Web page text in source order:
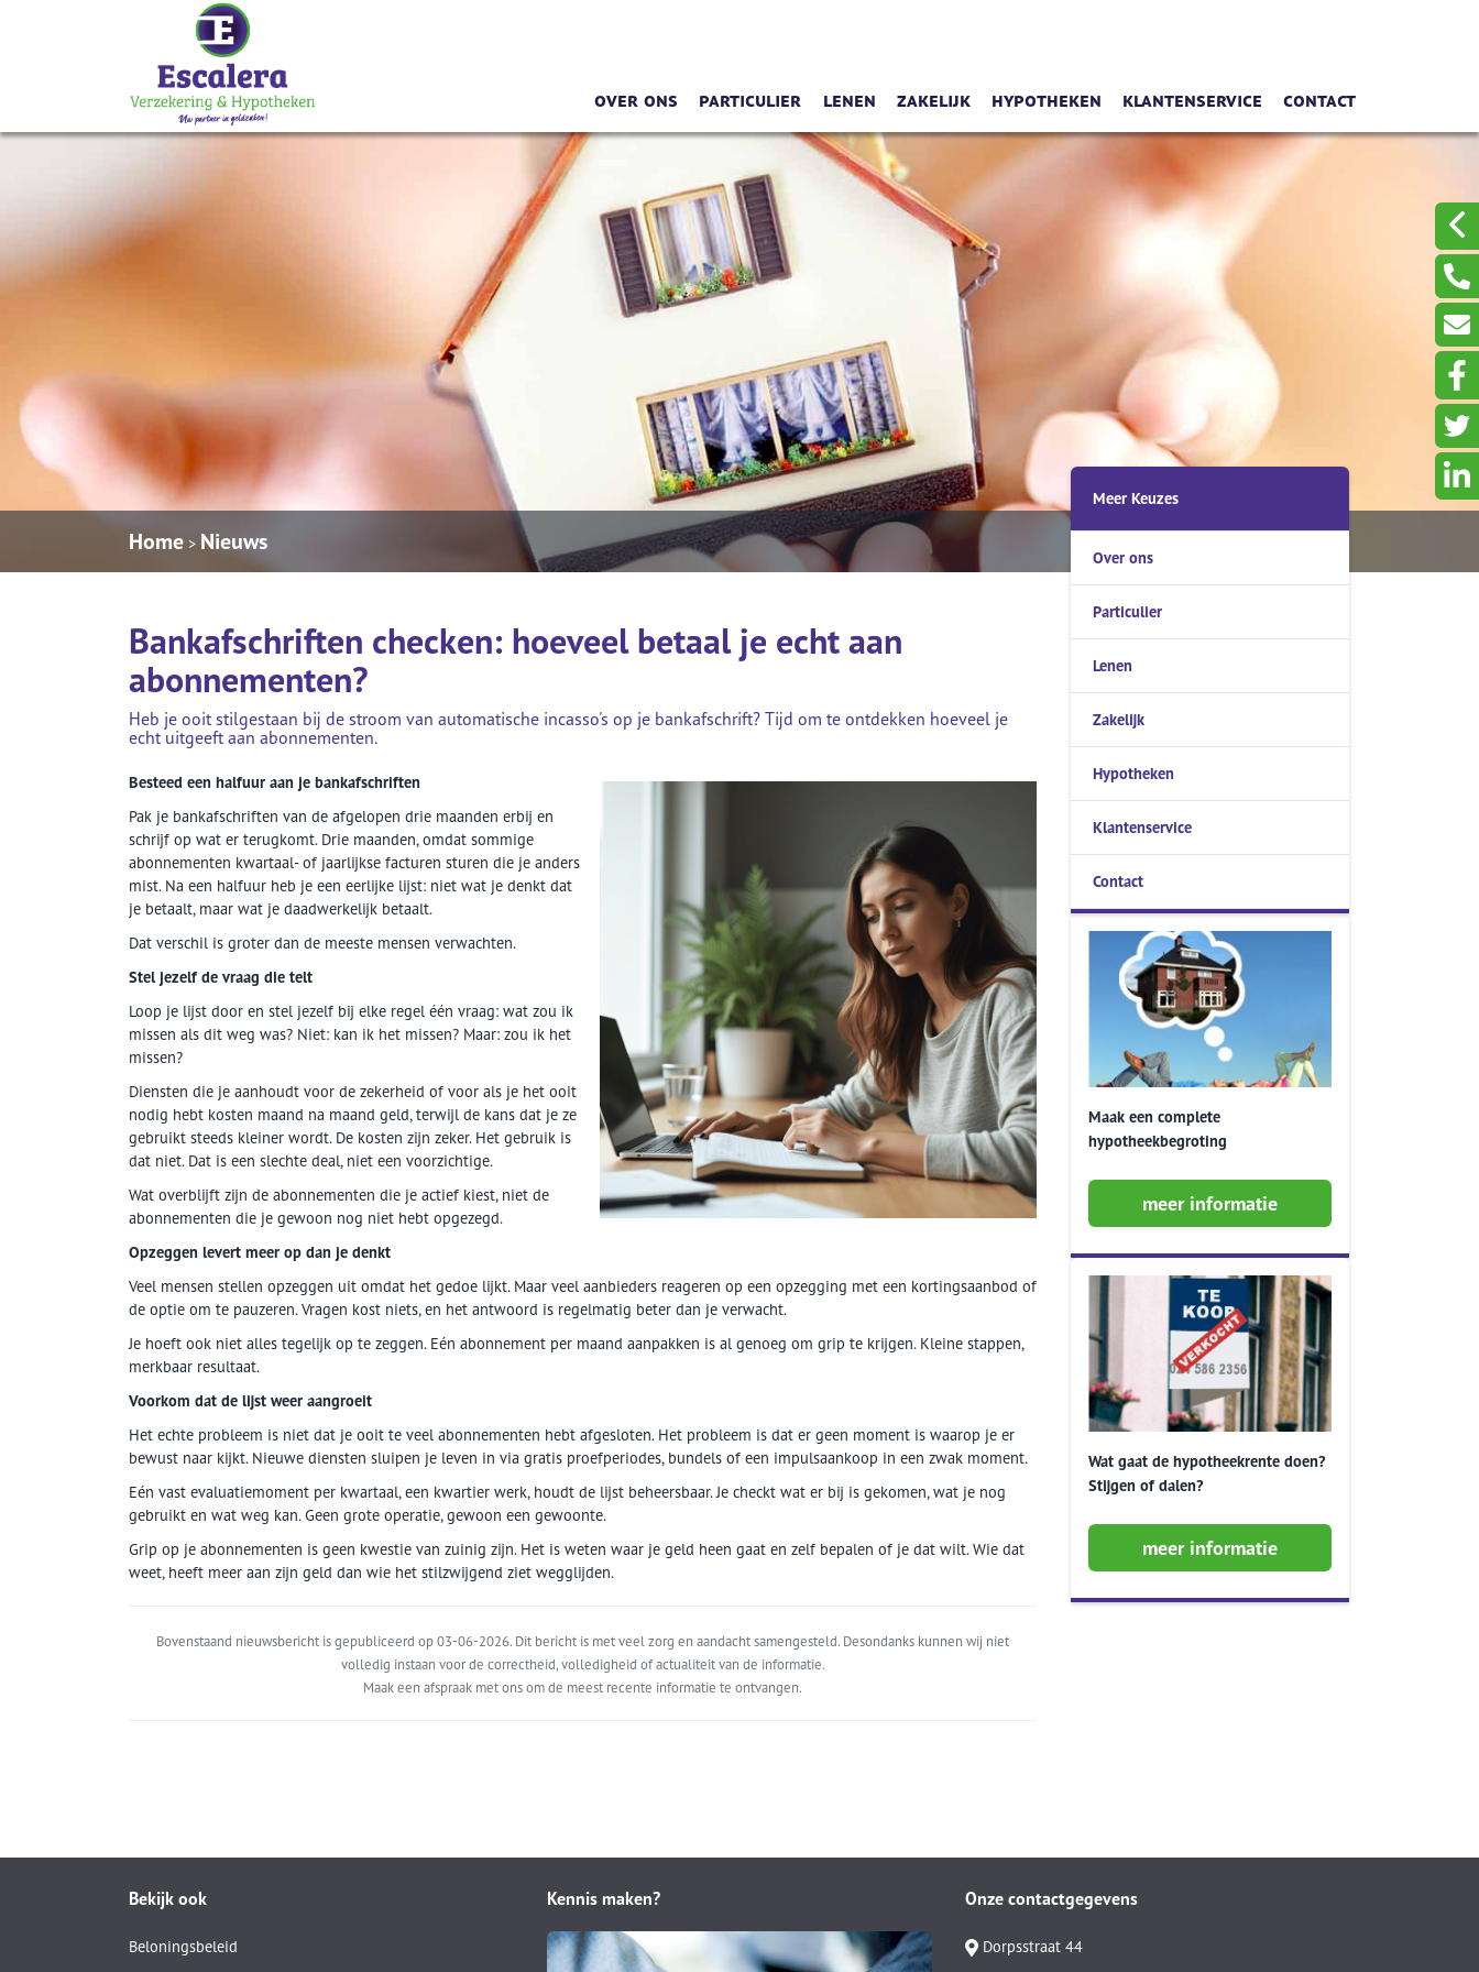
Over ons
Diensten via uw smartphone
Wat doen wij?
Hoe denken wij over verzekeren
Hoe denken wij over
Hoe denken wij over uw pensioen
Hypotheekadvisering
WIe gunt u een goed
hypotheekadvies?
Particulier
Verzekeren
Pensioen
Sparen
Lenen
Wat kan ik lenen
Krediet aanvragen
Zakelijk
Schades melden
Ondernemers
Werkgevers
Hypotheken
Duurzaamheidsprofiel
Woningwaarde rapport
Oeps, een hypotheek (filmpje)
Belangrijk om te weten
De huidige rentes
De renteverwachting
Rentealert
Hoe berekent u uw maximum?
Of bereken gelijk uw maandlasten
Is oversluiten voordelig?
Aanvullend krediet?
Gelijk een offerte aanvragen?
Klantenservice
Schades melden
Wijzigingen doorgeven
Waardemeters
Aanvraagformulieren
Serviceformulieren
Hypotheekinventarisatie
Contact
Home > Nieuws
Bankafschriften checken: hoeveel betaal je echt aan
abonnementen?
Heb je ooit stilgestaan bij de stroom van automatische incasso's op je bankafschrift? Tijd om te ontdekken hoeveel je
echt uitgeeft aan abonnementen.
Besteed een halfuur aan je bankafschriften
Pak je bankafschriften van de afgelopen drie maanden erbij en
schrijf op wat er terugkomt. Drie maanden, omdat sommige
abonnementen kwartaal- of jaarlijkse facturen sturen die je anders
mist. Na een halfuur heb je een eerlijke lijst: niet wat je denkt dat
je betaalt, maar wat je daadwerkelijk betaalt.
Dat verschil is groter dan de meeste mensen verwachten.
Stel jezelf de vraag die telt
Loop je lijst door en stel jezelf bij elke regel één vraag: wat zou ik
missen als dit weg was? Niet: kan ik het missen? Maar: zou ik het
missen?
Diensten die je aanhoudt voor de zekerheid of voor als je het ooit
nodig hebt kosten maand na maand geld, terwijl de kans dat je ze
gebruikt steeds kleiner wordt. De kosten zijn zeker. Het gebruik is
dat niet. Dat is een slechte deal, niet een voorzichtige.
Wat overblijft zijn de abonnementen die je actief kiest, niet de
abonnementen die je gewoon nog niet hebt opgezegd.
Opzeggen levert meer op dan je denkt
Veel mensen stellen opzeggen uit omdat het gedoe lijkt. Maar veel aanbieders reageren op een opzegging met een kortingsaanbod of
de optie om te pauzeren. Vragen kost niets, en het antwoord is regelmatig beter dan je verwacht.
Je hoeft ook niet alles tegelijk op te zeggen. Eén abonnement per maand aanpakken is al genoeg om grip te krijgen. Kleine stappen,
merkbaar resultaat.
Voorkom dat de lijst weer aangroeit
Het echte probleem is niet dat je ooit te veel abonnementen hebt afgesloten. Het probleem is dat er geen moment is waarop je er
bewust naar kijkt. Nieuwe diensten sluipen je leven in via gratis proefperiodes, bundels of een impulsaankoop in een zwak moment.
Eén vast evaluatiemoment per kwartaal, een kwartier werk, houdt de lijst beheersbaar. Je checkt wat er bij is gekomen, wat je nog
gebruikt en wat weg kan. Geen grote operatie, gewoon een gewoonte.
Grip op je abonnementen is geen kwestie van zuinig zijn. Het is weten waar je geld heen gaat en zelf bepalen of je dat wilt. Wie dat
weet, heeft meer aan zijn geld dan wie het stilzwijgend ziet wegglijden.
Bovenstaand nieuwsbericht is gepubliceerd op 03-06-2026. Dit bericht is met veel zorg en aandacht samengesteld. Desondanks kunnen wij niet
volledig instaan voor de correctheid, volledigheid of actualiteit van de informatie.
Maak een afspraak met ons om de meest recente informatie te ontvangen.
Meer Keuzes
Over ons
Particulier
Lenen
Zakelijk
Hypotheken
Klantenservice
Contact
Maak een complete
hypotheekbegroting
meer informatie
Wat gaat de hypotheekrente doen?
Stijgen of dalen?
meer informatie
Bekijk ook
Beloningsbeleid
Kennis maken? Onze contactgegevens
Dorpsstraat 44